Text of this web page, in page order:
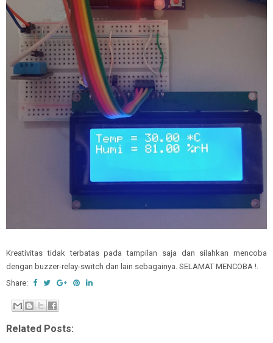
Kreativitas tidak terbatas pada tampilan saja dan silahkan mencoba
dengan buzzer-relay-switch dan lain sebagainya. SELAMAT MENCOBA !.
Share:
Related Posts: